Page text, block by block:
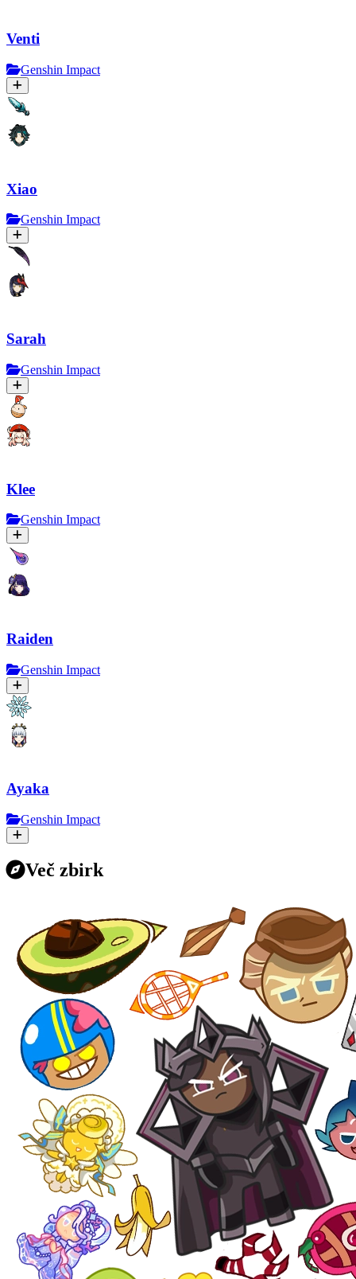
Venti
Genshin Impact
Xiao
Genshin Impact
Sarah
Genshin Impact
Klee
Genshin Impact
Raiden
Genshin Impact
Ayaka
Genshin Impact
Več zbirk